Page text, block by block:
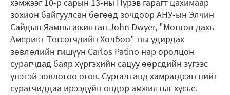
хэмжээг 10-р сарын 13-ны Пүрэв гарагт цахимаар
зохион байгуулсан бөгөөд зочдоор АНУ-ын Элчин
Сайдын Яамны ажилтан John Dwyer, "Монгол дахь
Америкт Төгсөгчдийн Холбоо"-ны удирдах
зөвлөлийн гишүүн Carlos Patino нар оролцон
сурагчдад баяр хүргэхийн сацуу өөрсдийн зүгээс
үнэтэй зөвлөгөө өгөв. Сургалтанд хамрагдсан нийт
сурагчиддаа ирээдүйн өндөр амжилтыг хүсье.